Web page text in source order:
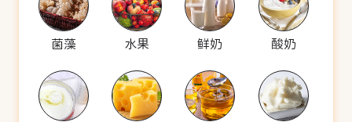
菌藻 水果 鲜奶 酸奶